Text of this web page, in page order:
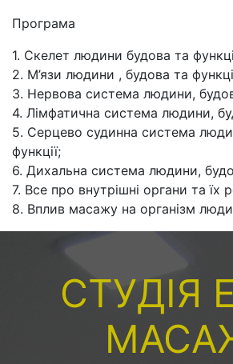
Програма
1. Скелет людини будова та
2. М’язи людини , будова та
3. Нервова система людини,
4. Лімфатична система людини,
5. Серцево судинна система
функції;
6. Дихальна система людини,
7. Все про внутрішні органи та їх
8. Вплив масажу на організм
СТУДІЯ